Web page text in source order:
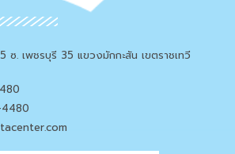
ซ. เพชรบุรี 35 แขวงมักกะสัน เขตราชเทวี